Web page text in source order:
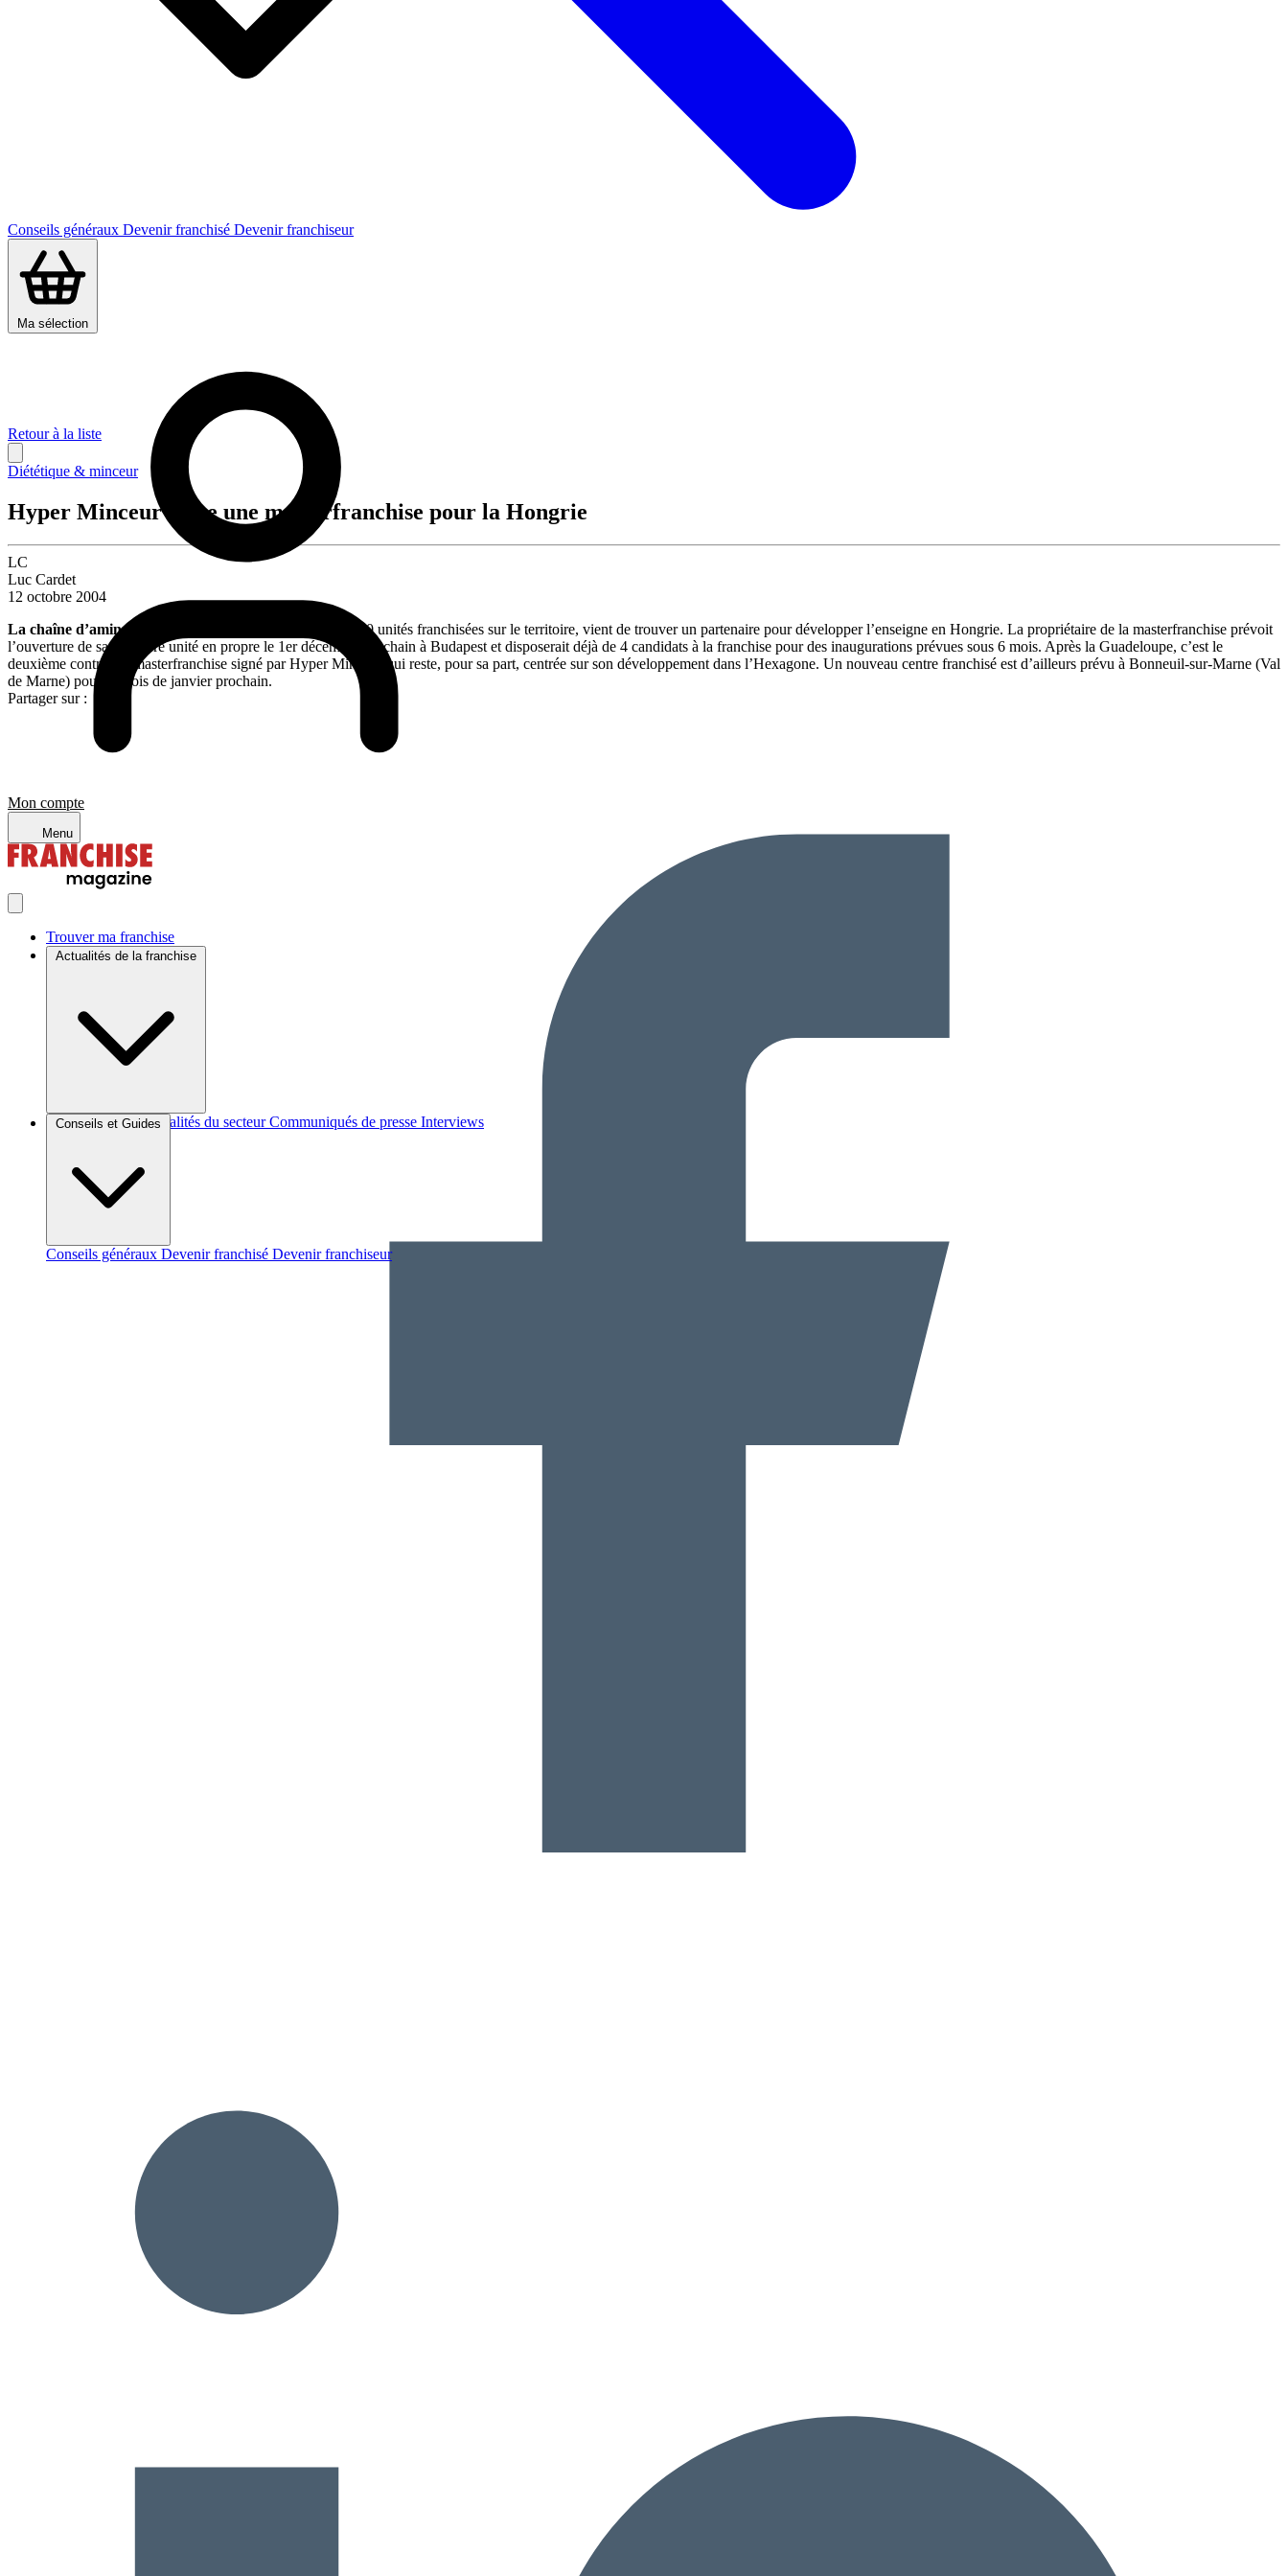
Conseils généraux Devenir franchisé Devenir franchiseur
Ma sélection
Mon compte
Menu
Trouver ma franchise
Actualités de la franchise
Brèves et actus Actualités du secteur Communiqués de presse Interviews
Conseils et Guides
Conseils généraux Devenir franchisé Devenir franchiseur
Retour à la liste
Diététique & minceur
Hyper Minceur signe une masterfranchise pour la Hongrie
LC
Luc Cardet
12 octobre 2004
La chaîne d’amincissement,
qui aligne, outre son pilote, 20 unités franchisées sur le territoire, vient de trouver un partenaire pour développer l’enseigne en Hongrie. La propriétaire de la masterfranchise prévoit
l’ouverture de sa première unité en propre le 1er décembre prochain à Budapest et disposerait déjà de 4 candidats à la franchise pour des inaugurations prévues sous 6 mois. Après la Guadeloupe, c’est le
deuxième contrat de masterfranchise signé par Hyper Minceur qui reste, pour sa part, centrée sur son développement dans l’Hexagone. Un nouveau centre franchisé est d’ailleurs prévu à Bonneuil-sur-Marne (Val
de Marne) pour le mois de janvier prochain.
Partager sur :